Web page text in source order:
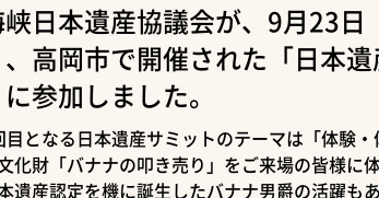
日本遺産協議会が、9月23日
、高岡市で開催された「日本
参加しました。
目となる日本遺産サミットのテーマは「体験
化財「バナナの叩き売り」をご来場の皆様に
遺産認定を機に誕生したバナナ男爵の活躍も